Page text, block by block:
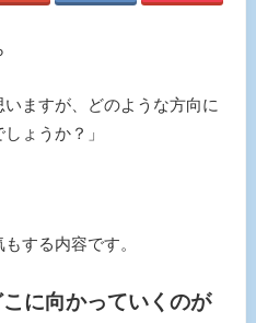
いますが、どのような方向に
ょうか？」
する内容です。
に向かっていくのが